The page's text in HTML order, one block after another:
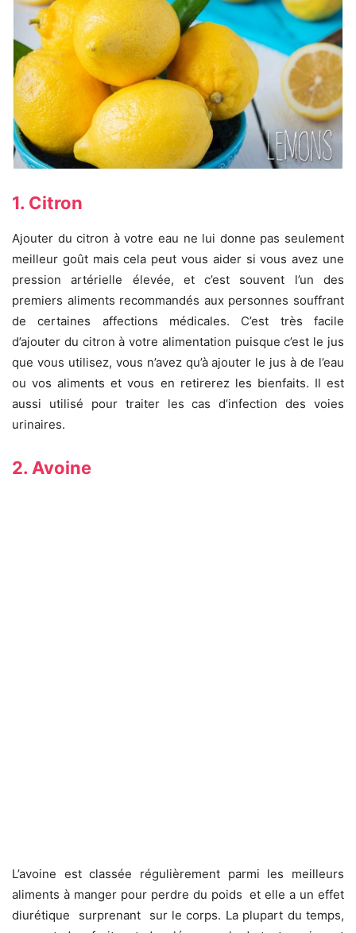
1. Citron
Ajouter du citron à votre eau ne lui donne pas seulement
meilleur goût mais cela peut vous aider si vous avez une
pression artérielle élevée, et c’est souvent l’un des
premiers aliments recommandés aux personnes souffrant
de certaines affections médicales. C’est très facile
d’ajouter du citron à votre alimentation puisque c’est le jus
que vous utilisez, vous n’avez qu’à ajouter le jus à de l’eau
ou vos aliments et vous en retirerez les bienfaits. Il est
aussi utilisé pour traiter les cas d’infection des voies
urinaires.
2. Avoine
L’avoine est classée régulièrement parmi les meilleurs
aliments à manger pour perdre du poids et elle a un effet
diurétique surprenant sur le corps. La plupart du temps,